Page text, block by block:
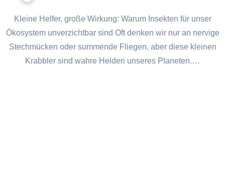
Kleine Helfer, große Wirkung: Warum Insekten für unser
Ökosystem unverzichtbar sind Oft denken wir nur an nervige
Stechmücken oder summende Fliegen, aber diese kleinen
Krabbler sind wahre Helden unseres Planeten.…